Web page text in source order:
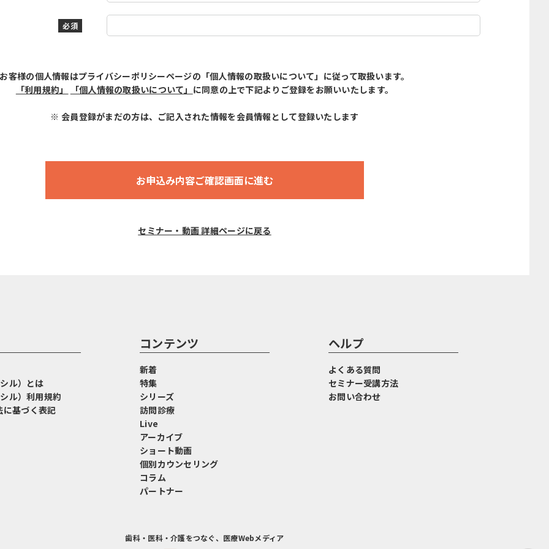
必須
お客様の個人情報はプライバシーポリシーページの「個人情報の取扱いについて」に従って取扱います。
「利用規約」
「個人情報の取扱いについて」 に同意の上で下記よりご登録をお願いいたします。
※ 会員登録がまだの方は、ご記入された情報を会員情報として登録いたします
セミナー・動画 詳細ページに戻る
ル）とは
ル）利用規約
に基づく表記
コンテンツ
新着
特集
シリーズ
訪問診療
Live
アーカイブ
ショート動画
個別カウンセリング
コラム
パートナー
ヘルプ
よくある質問
セミナー受講方法
お問い合わせ
歯科・医科・介護をつなぐ、医療Webメディア